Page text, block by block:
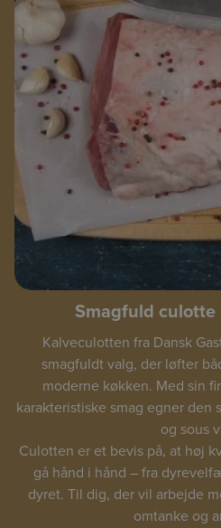
Smagfuld
Kalveculotten fra Dansk
smagfuldt valg, der løfter
moderne køkken. Med sin
karakteristiske smag egner
og sous
Culotten er et bevis på, at høj
gå hånd i hånd – fra
dyret. Til dig, der vil arbejde
omtanke og